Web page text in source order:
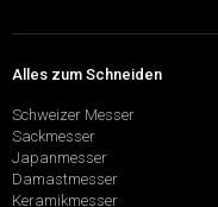
Alles zum Schneiden
Schweizer Messer
Sackmesser
Japanmesser
Damastmesser
Keramikmesser